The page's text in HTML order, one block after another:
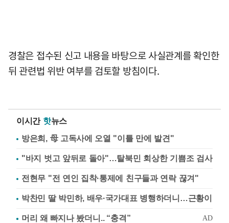
경찰은 접수된 신고 내용을 바탕으로 사실관계를 확인한
뒤 관련법 위반 여부를 검토할 방침이다.
이시간 핫뉴스
방은희, 母 고독사에 오열 "이틀 만에 발견"
"바지 벗고 앞뒤로 돌아"…탈북민 회상한 기쁨조 검사
전현무 "전 연인 집착·통제에 친구들과 연락 끊겨"
박찬민 딸 박민하, 배우·국가대표 병행하더니…근황이